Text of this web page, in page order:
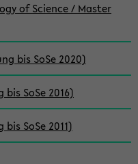
of Science / Master
bis SoSe 2020)
SoSe 2016)
SoSe 2011)